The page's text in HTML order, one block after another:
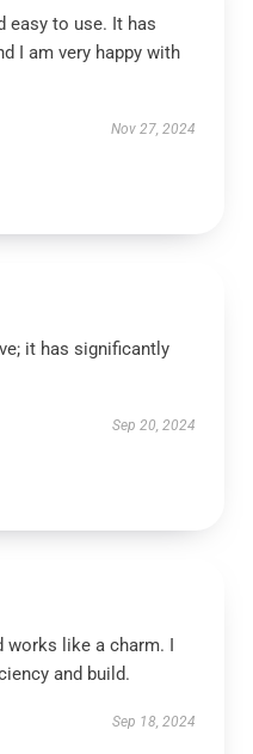
easy to use. It has
I am very happy with
Nov 27, 2024
it has significantly
Sep 20, 2024
works like a charm. I
and build.
Sep 18, 2024